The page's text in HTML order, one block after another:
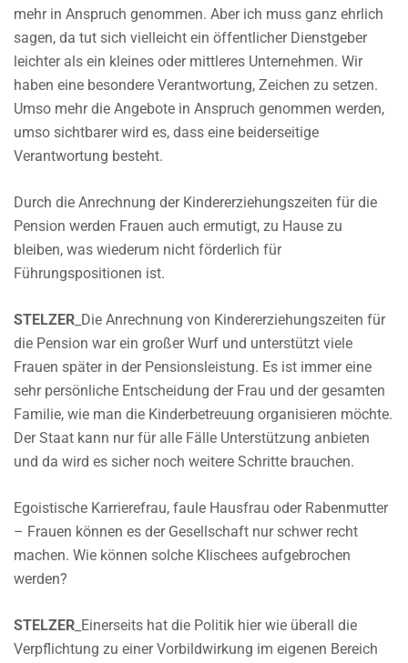
mehr in Anspruch genommen. Aber ich muss ganz ehrlich
sagen, da tut sich vielleicht ein öffentlicher Dienstgeber
leichter als ein kleines oder mittleres Unternehmen. Wir
haben eine besondere Verantwortung, Zeichen zu setzen.
Umso mehr die Angebote in Anspruch genommen werden,
umso sichtbarer wird es, dass eine beiderseitige
Verantwortung besteht.
Durch die Anrechnung der Kindererziehungszeiten für die
Pension werden Frauen auch ermutigt, zu Hause zu
bleiben, was wiederum nicht förderlich für
Führungspositionen ist.
STELZER _Die Anrechnung von Kindererziehungszeiten für
die Pension war ein großer Wurf und unterstützt viele
Frauen später in der Pensionsleistung. Es ist immer eine
sehr persönliche Entscheidung der Frau und der gesamten
Familie, wie man die Kinderbetreuung organisieren möchte.
Der Staat kann nur für alle Fälle Unterstützung anbieten
und da wird es sicher noch weitere Schritte brauchen.
Egoistische Karrierefrau, faule Hausfrau oder Rabenmutter
– Frauen können es der Gesellschaft nur schwer recht
machen. Wie können solche Klischees aufgebrochen
werden?
STELZER _Einerseits hat die Politik hier wie überall die
Verpflichtung zu einer Vorbildwirkung im eigenen Bereich